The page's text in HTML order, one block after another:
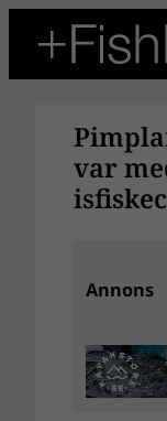
innehåll
var
Annons